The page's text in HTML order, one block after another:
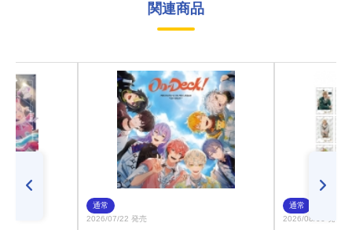
関連商品
通常
2026/07/22 発売
通常
2026/08/06 発売